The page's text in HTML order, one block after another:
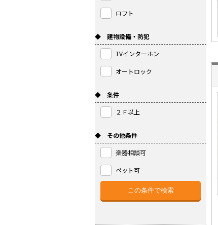
ロフト
◆ 建物設備・防犯
TVインターホン
オートロック
◆ 条件
２Ｆ以上
◆ その他条件
楽器相談可
ペット可